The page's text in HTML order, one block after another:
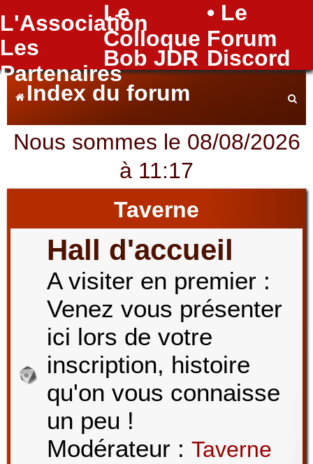
L'Association
Le
Colloque
• Le
Forum
Les
Partenaires
Bob JDR Discord
FAQ
Index du forum
e
Nous sommes le 08/08/2026
à 11:17
Taverne
Hall d'accueil
A visiter en premier :
Venez vous présenter
ici lors de votre
inscription, histoire
qu'on vous connaisse
un peu !
Modérateur : Taverne